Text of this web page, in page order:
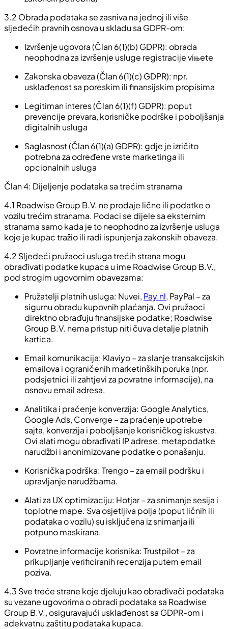
3.2 Obrada podataka se zasniva na jednoj ili više
sljedećih pravnih osnova u skladu sa GDPR-om:
Izvršenje ugovora (Član 6(1)(b) GDPR): obrada
neophodna za izvršenje usluge registracije viњete
Zakonska obaveza (Član 6(1)(c) GDPR): npr.
usklađenost sa poreskim ili finansijskim propisima
Legitiman interes (Član 6(1)(f) GDPR): poput
prevencije prevara, korisničke podrške i poboljšanja
digitalnih usluga
Saglasnost (Član 6(1)(a) GDPR): gdje je izričito
potrebna za određene vrste marketinga ili
opcionalnih usluga
Član 4: Dijeljenje podataka sa trećim stranama
4.1 Roadwise Group B.V. ne prodaje lične ili podatke o
vozilu trećim stranama. Podaci se dijele sa eksternim
stranama samo kada je to neophodno za izvršenje usluga
koje je kupac tražio ili radi ispunjenja zakonskih obaveza.
4.2 Sljedeći pružaoci usluga trećih strana mogu
obrađivati podatke kupaca u ime Roadwise Group B.V.,
pod strogim ugovornim obavezama:
Pružatelji platnih usluga: Nuvei, Pay.nl, PayPal – za
sigurnu obradu kupovnih plaćanja. Ovi pružaoci
direktno obrađuju finansijske podatke; Roadwise
Group B.V. nema pristup niti čuva detalje platnih
kartica.
Email komunikacija: Klaviyo – za slanje transakcijskih
emailova i ograničenih marketinških poruka (npr.
podsjetnici ili zahtjevi za povratne informacije), na
osnovu email adresa.
Analitika i praćenje konverzija: Google Analytics,
Google Ads, Converge – za praćenje upotrebe
sajta, konverzija i poboljšanje korisničkog iskustva.
Ovi alati mogu obrađivati IP adrese, metapodatke
narudžbi i anonimizovane podatke o ponašanju.
Korisnička podrška: Trengo – za email podršku i
upravljanje narudžbama.
Alati za UX optimizaciju: Hotjar – za snimanje sesija i
toplotne mape. Sva osjetljiva polja (poput ličnih ili
podataka o vozilu) su isključena iz snimanja ili
potpuno maskirana.
Povratne informacije korisnika: Trustpilot – za
prikupljanje verificiranih recenzija putem email
poziva.
4.3 Sve treće strane koje djeluju kao obrađivači podataka
su vezane ugovorima o obradi podataka sa Roadwise
Group B.V., osiguravajući usklađenost sa GDPR-om i
adekvatnu zaštitu podataka kupaca.